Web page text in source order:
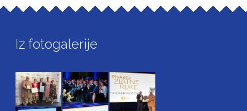
Iz fotogalerije